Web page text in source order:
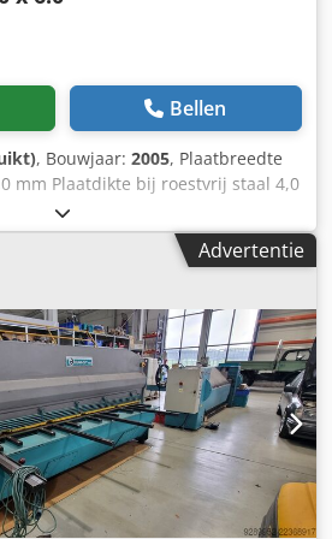
Bellen
, Bouwjaar: 2005, Plaatbreedte
mm Plaatdikte bij roestvrij staal 4,0
mm Aandrukken 15 stuks Max.
min Olie-inhoud 120 ltr. Snijhoek
750 mm Besturing PRG
Afmetingen L-B-H 3190 x 2100 x
370 bedrijfsuren (!) Uitrusting: -
pendelplaatenschaar -
voor elektrische achteraanslag *
X = 750 mm * spelingvrije
achteraanslag *
mm/sec - 1x stevige zij-aanslag
millimeterschaal - 2x voorste
N U Rofx Alxjrf - elektrische
Advertentie